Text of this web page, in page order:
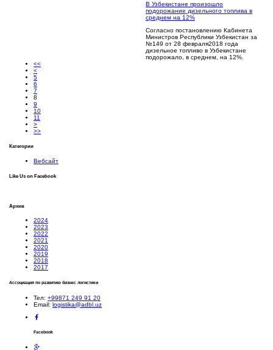
В Узбекистане произошло
подорожание дизельного топлива в
среднем на 12%
Согласно постановлению Кабинета
Министров Республики Узбекистан за
№149 от 28 февраля2018 года
дизельное топливо в Узбекистане
подорожало, в среднем, на 12%.
<<
<
5
6
7
8
9
10
11
>
>>
Категории
Вебсайт
Like Us on Facebook
Архив
2024
2023
2022
2021
2020
2019
2018
2017
Ассоциация по развитию бизнес логистики
Тел: +99871 249 91 20
Email: logistika@adbl.uz
Facebook